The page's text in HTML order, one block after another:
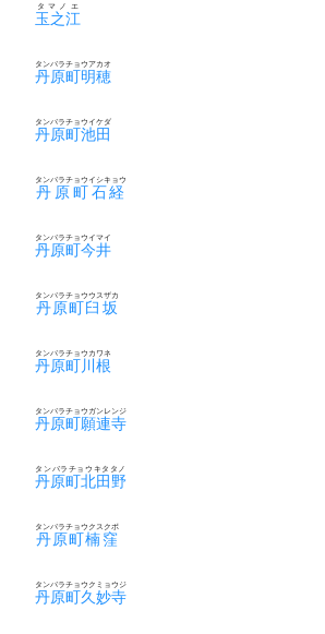
玉之江
タマノエ
丹原町明穂
タンバラチョウアカオ
丹原町池田
タンバラチョウイケダ
丹原町石経
タンバラチョウイシキョウ
丹原町今井
タンバラチョウイマイ
丹原町臼坂
タンバラチョウウスザカ
丹原町川根
タンバラチョウカワネ
丹原町願連寺
タンバラチョウガンレンジ
丹原町北田野
タンバラチョウキタタノ
丹原町楠窪
タンバラチョウクスクボ
丹原町久妙寺
タンバラチョウクミョウジ